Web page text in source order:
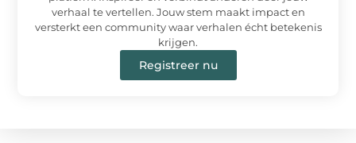
verhaal te vertellen. Jouw stem maakt impact en
versterkt een community waar verhalen écht betekenis
krijgen.
Registreer nu